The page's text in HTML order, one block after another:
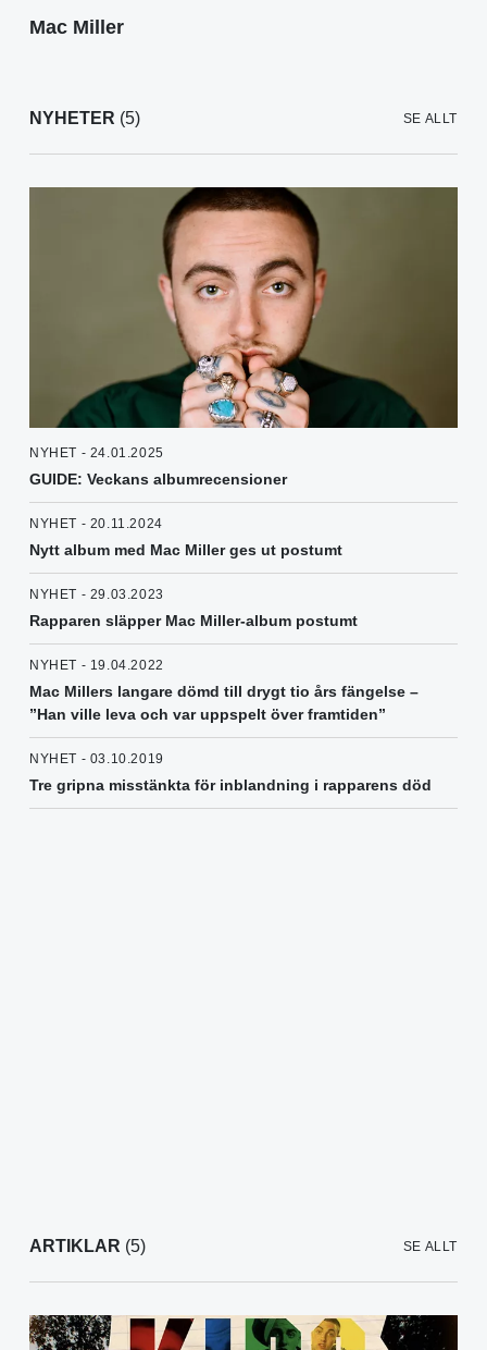
Mac Miller
NYHETER (5) SE ALLT
NYHET - 24.01.2025
GUIDE: Veckans albumrecensioner
NYHET - 20.11.2024
Nytt album med Mac Miller ges ut postumt
NYHET - 29.03.2023
Rapparen släpper Mac Miller-album postumt
NYHET - 19.04.2022
Mac Millers langare dömd till drygt tio års fängelse –
”Han ville leva och var uppspelt över framtiden”
NYHET - 03.10.2019
Tre gripna misstänkta för inblandning i rapparens död
ARTIKLAR (5) SE ALLT